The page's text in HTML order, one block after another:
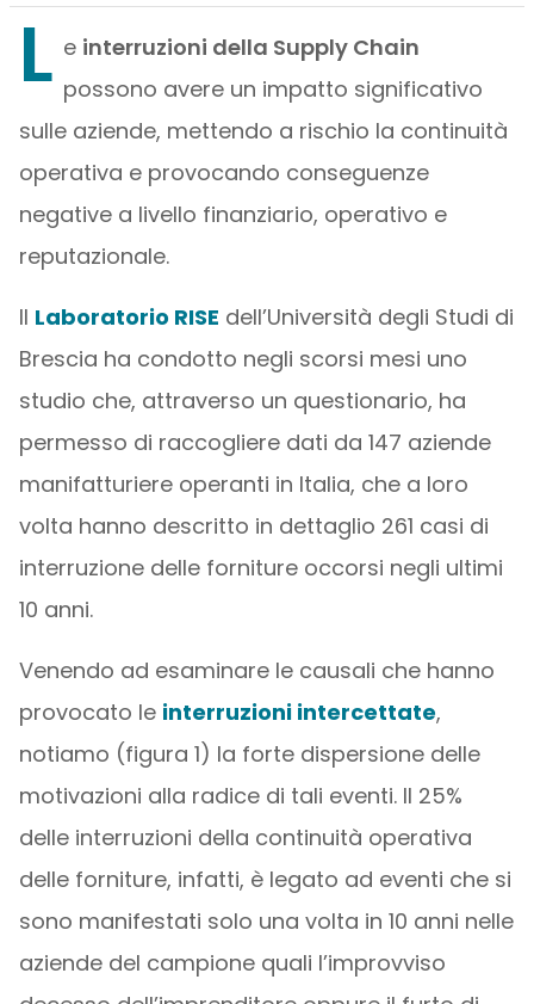
L e interruzioni della Supply Chain
possono avere un impatto significativo
sulle aziende, mettendo a rischio la continuità
operativa e provocando conseguenze
negative a livello finanziario, operativo e
reputazionale.
Il Laboratorio RISE dell’Università degli Studi di
Brescia ha condotto negli scorsi mesi uno
studio che, attraverso un questionario, ha
permesso di raccogliere dati da 147 aziende
manifatturiere operanti in Italia, che a loro
volta hanno descritto in dettaglio 261 casi di
interruzione delle forniture occorsi negli ultimi
10 anni.
Venendo ad esaminare le causali che hanno
provocato le interruzioni intercettate,
notiamo (figura 1) la forte dispersione delle
motivazioni alla radice di tali eventi. Il 25%
delle interruzioni della continuità operativa
delle forniture, infatti, è legato ad eventi che si
sono manifestati solo una volta in 10 anni nelle
aziende del campione quali l’improvviso